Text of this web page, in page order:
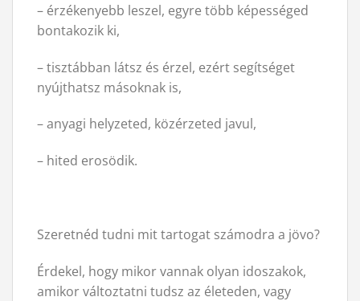
– érzékenyebb leszel, egyre több képességed
bontakozik ki,
– tisztábban látsz és érzel, ezért segítséget
nyújthatsz másoknak is,
– anyagi helyzeted, közérzeted javul,
– hited erosödik.
Szeretnéd tudni mit tartogat számodra a jövo?
Érdekel, hogy mikor vannak olyan idoszakok,
amikor változtatni tudsz az életeden, vagy